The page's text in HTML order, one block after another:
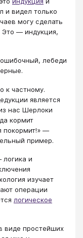
и видел только
могу сделать
— индукция,
лебеди
к частному.
является
нас Шерлоки
кормит
покормит!» —
пример.
и
изучает
операции
логическое
виде простейших